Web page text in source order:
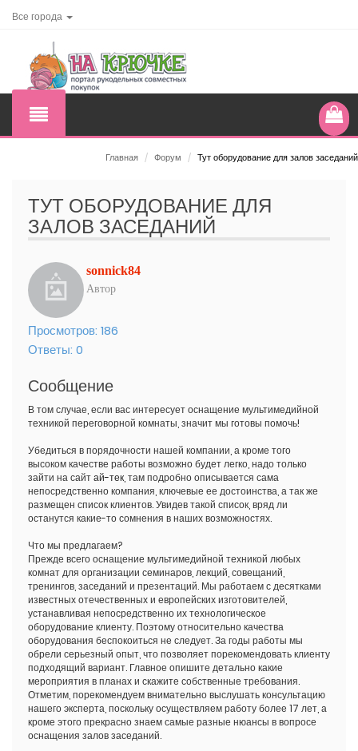
Все города
Главная / Форум / Тут оборудование для залов заседаний
ТУТ ОБОРУДОВАНИЕ ДЛЯ
ЗАЛОВ ЗАСЕДАНИЙ
sonnick84
Автор
Просмотров: 186
Ответы: 0
Сообщение
В том случае, если вас интересует оснащение мультимедийной
техникой переговорной комнаты, значит мы готовы помочь!
Убедиться в порядочности нашей компании, а кроме того
высоком качестве работы возможно будет легко, надо только
зайти на сайтай-тек , там подробно описывается сама
непосредственно компания, ключевые ее достоинства, а так же
размещен список клиентов. Увидев такой список, вряд ли
останутся какие-то сомнения в наших возможностях.
Что мы предлагаем?
Прежде всего оснащение мультимедийной техникой любых
комнат для организации семинаров, лекций, совещаний,
тренингов, заседаний и презентаций. Мы работаем с десятками
известных отечественных и европейских изготовителей,
устанавливая непосредственно их технологическое
оборудование клиенту. Поэтому относительно качества
оборудования беспокоиться не следует. За годы работы мы
обрели серьезный опыт, что позволяет порекомендовать клиенту
подходящий вариант. Главное опишите детально какие
мероприятия в планах и скажите собственные требования.
Отметим, порекомендуем внимательно выслушать консультацию
нашего эксперта, поскольку осуществляем работу более 17 лет, а
кроме этого прекрасно знаем самые разные нюансы в вопросе
оснащения залов заседаний.